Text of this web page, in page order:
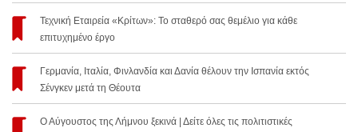
Τεχνική Εταιρεία «Κρίτων»: Το σταθερό σας θεμέλιο για κάθε
επιτυχημένο έργο
Γερμανία, Ιταλία, Φινλανδία και Δανία θέλουν την Ισπανία εκτός
Σένγκεν μετά τη Θέουτα
Ο Αύγουστος της Λήμνου ξεκινά | Δείτε όλες τις πολιτιστικές